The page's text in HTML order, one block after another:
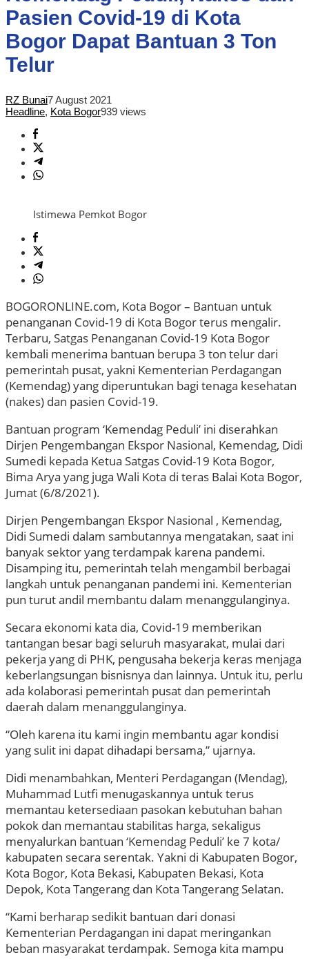
Pasien Covid-19 di Kota
Bogor Dapat Bantuan 3 Ton
Telur
RZ Bunai7 August 2021
Headline, Kota Bogor939 views
Istimewa Pemkot Bogor
BOGORONLINE.com, Kota Bogor – Bantuan untuk
penanganan Covid-19 di Kota Bogor terus mengalir.
Terbaru, Satgas Penanganan Covid-19 Kota Bogor
kembali menerima bantuan berupa 3 ton telur dari
pemerintah pusat, yakni Kementerian Perdagangan
(Kemendag) yang diperuntukan bagi tenaga kesehatan
(nakes) dan pasien Covid-19.
Bantuan program ‘Kemendag Peduli’ ini diserahkan
Dirjen Pengembangan Ekspor Nasional, Kemendag, Didi
Sumedi kepada Ketua Satgas Covid-19 Kota Bogor,
Bima Arya yang juga Wali Kota di teras Balai Kota Bogor,
Jumat (6/8/2021).
Dirjen Pengembangan Ekspor Nasional , Kemendag,
Didi Sumedi dalam sambutannya mengatakan, saat ini
banyak sektor yang terdampak karena pandemi.
Disamping itu, pemerintah telah mengambil berbagai
langkah untuk penanganan pandemi ini. Kementerian
pun turut andil membantu dalam menanggulanginya.
Secara ekonomi kata dia, Covid-19 memberikan
tantangan besar bagi seluruh masyarakat, mulai dari
pekerja yang di PHK, pengusaha bekerja keras menjaga
keberlangsungan bisnisnya dan lainnya. Untuk itu, perlu
ada kolaborasi pemerintah pusat dan pemerintah
daerah dalam menanggulanginya.
“Oleh karena itu kami ingin membantu agar kondisi
yang sulit ini dapat dihadapi bersama,” ujarnya.
Didi menambahkan, Menteri Perdagangan (Mendag),
Muhammad Lutfi menugaskannya untuk terus
memantau ketersediaan pasokan kebutuhan bahan
pokok dan memantau stabilitas harga, sekaligus
menyalurkan bantuan ‘Kemendag Peduli’ ke 7 kota/
kabupaten secara serentak. Yakni di Kabupaten Bogor,
Kota Bogor, Kota Bekasi, Kabupaten Bekasi, Kota
Depok, Kota Tangerang dan Kota Tangerang Selatan.
“Kami berharap sedikit bantuan dari donasi
Kementerian Perdagangan ini dapat meringankan
beban masyarakat terdampak. Semoga kita mampu